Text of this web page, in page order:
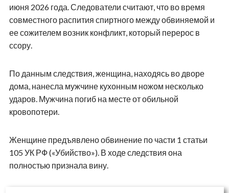
июня 2026 года. Следователи считают, что во время
совместного распития спиртного между обвиняемой и
ее сожителем возник конфликт, который перерос в
ссору.
По данным следствия, женщина, находясь во дворе
дома, нанесла мужчине кухонным ножом несколько
ударов. Мужчина погиб на месте от обильной
кровопотери.
Женщине предъявлено обвинение по части 1 статьи
105 УК РФ («Убийство»). В ходе следствия она
полностью признала вину.